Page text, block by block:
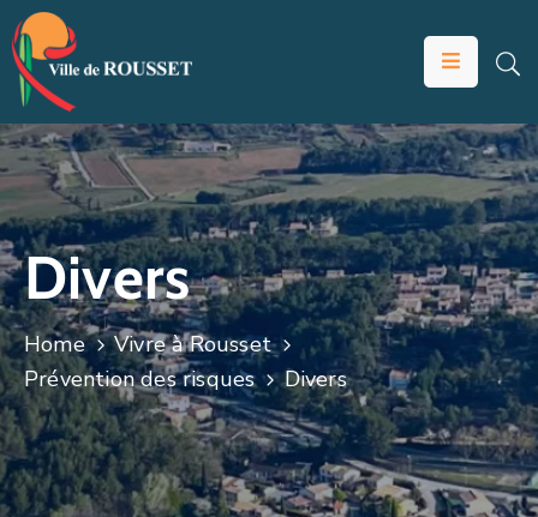
VOTRE
MAIRIE
VIVRE
À
ROUSSET
ÉDUCATION
ET
JEUNESSE
SOLIDARITÉS
ÉCONOMIE
Divers
Home
Vivre à Rousset
Prévention des risques
Divers